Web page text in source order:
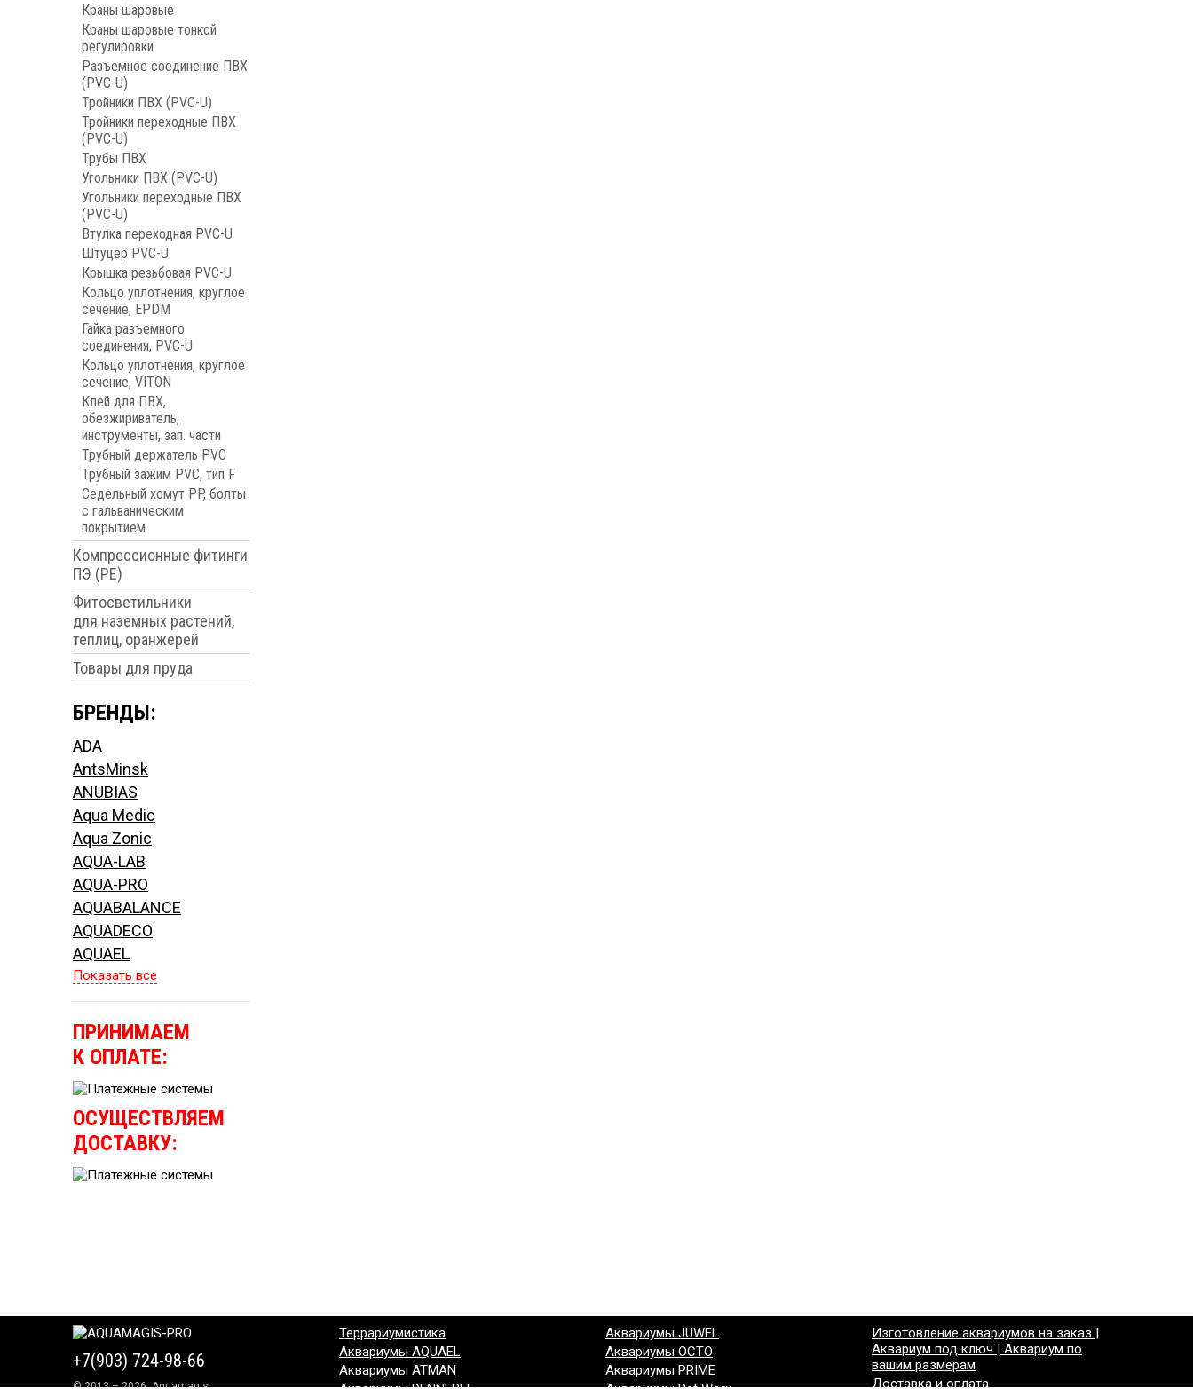
Краны шаровые
Краны шаровые тонкой
регулировки
Разъемное соединение ПВХ
(PVC-U)
Тройники ПВХ (PVC-U)
Тройники переходные ПВХ
(PVC-U)
Трубы ПВХ
Угольники ПВХ (PVC-U)
Угольники переходные ПВХ
(PVC-U)
Втулка переходная PVC-U
Штуцер PVC-U
Крышка резьбовая PVC-U
Кольцо уплотнения, круглое
сечение, EPDM
Гайка разъемного
соединения, PVC-U
Кольцо уплотнения, круглое
сечение, VITON
Клей для ПВХ,
обезжириватель,
инструменты, зап. части
Трубный держатель PVC
Трубный зажим PVC, тип F
Седельный хомут PP, болты
с гальваническим
покрытием
Компрессионные фитинги
ПЭ (PE)
Фитосветильники
для наземных растений,
теплиц, оранжерей
Товары для пруда
БРЕНДЫ:
ADA
AntsMinsk
ANUBIAS
Aqua Medic
Aqua Zonic
AQUA-LAB
AQUA-PRO
AQUABALANCE
AQUADECO
AQUAEL
Показать все
ПРИНИМАЕМ
К ОПЛАТЕ:
ОСУЩЕСТВЛЯЕМ
ДОСТАВКУ:
+7(903) 724-98-66
© 2013 – 2026, Aquamagis
Террариумистика
Аквариумы AQUAEL
Аквариумы ATMAN
Аквариумы DENNERLE
Аквариумы JUWEL
Аквариумы OCTO
Аквариумы PRIME
Аквариумы Pet Worx
Изготовление аквариумов на заказ |
Аквариум под ключ | Аквариум по
вашим размерам
Доставка и оплата